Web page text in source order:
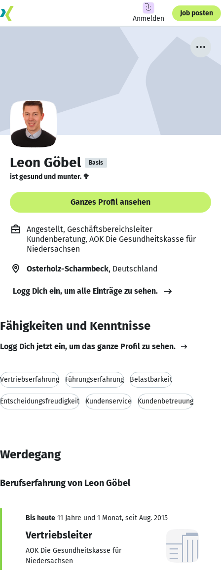
Anmelden
Job posten
Leon Göbel Basis
ist gesund und munter. 🥦
Ganzes Profil ansehen
Angestellt, Geschäftsbereichsleiter
Kundenberatung, AOK Die Gesundheitskasse für
Niedersachsen
Osterholz-Scharmbeck, Deutschland
Logg Dich ein, um alle Einträge zu sehen.
Fähigkeiten und Kenntnisse
Logg Dich jetzt ein, um das ganze Profil zu sehen.
Vertriebserfahrung Führungserfahrung Belastbarkeit
Entscheidungsfreudigkeit Kundenservice Kundenbetreuung
Werdegang
Berufserfahrung von Leon Göbel
Bis heute 11 Jahre und 1 Monat, seit Aug. 2015
Vertriebsleiter
AOK Die Gesundheitskasse für
Niedersachsen